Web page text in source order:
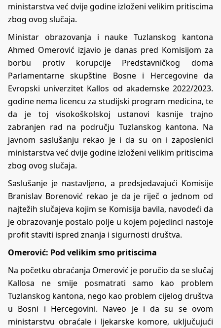
ministarstva već dvije godine izloženi velikim pritiscima
zbog ovog slučaja.
Ministar obrazovanja i nauke Tuzlanskog kantona
Ahmed Omerović izjavio je danas pred Komisijom za
borbu protiv korupcije Predstavničkog doma
Parlamentarne skupštine Bosne i Hercegovine da
Evropski univerzitet Kallos od akademske 2022/2023.
godine nema licencu za studijski program medicina, te
da je toj visokoškolskoj ustanovi kasnije trajno
zabranjen rad na području Tuzlanskog kantona. Na
javnom saslušanju rekao je i da su on i zaposlenici
ministarstva već dvije godine izloženi velikim pritiscima
zbog ovog slučaja.
Saslušanje je nastavljeno, a predsjedavajući Komisije
Branislav Borenović rekao je da je riječ o jednom od
najtežih slučajeva kojim se Komisija bavila, navodeći da
je obrazovanje postalo polje u kojem pojedinci nastoje
profit staviti ispred znanja i sigurnosti društva.
Omerović: Pod velikim smo pritiscima
Na početku obraćanja Omerović je poručio da se slučaj
Kallosa ne smije posmatrati samo kao problem
Tuzlanskog kantona, nego kao problem cijelog društva
u Bosni i Hercegovini. Naveo je i da su se ovom
ministarstvu obraćale i ljekarske komore, uključujući